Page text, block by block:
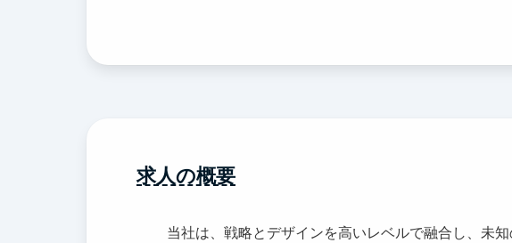
求人の概要
当社は、戦略とデザインを高いレベルで融合し、未